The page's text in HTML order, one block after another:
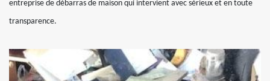
entreprise de débarras de maison qui intervient avec sérieux et en toute
transparence.